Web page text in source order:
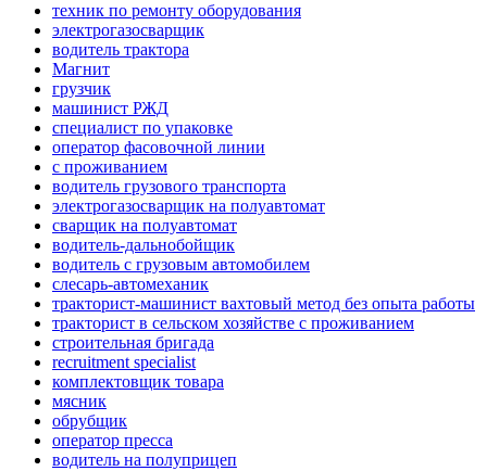
техник по ремонту оборудования
электрогазосварщик
водитель трактора
Магнит
грузчик
машинист РЖД
специалист по упаковке
оператор фасовочной линии
с проживанием
водитель грузового транспорта
электрогазосварщик на полуавтомат
сварщик на полуавтомат
водитель-дальнобойщик
водитель с грузовым автомобилем
слесарь-автомеханик
тракторист-машинист вахтовый метод без опыта работы
тракторист в сельском хозяйстве с проживанием
строительная бригада
recruitment specialist
комплектовщик товара
мясник
обрубщик
оператор пресса
водитель на полуприцеп